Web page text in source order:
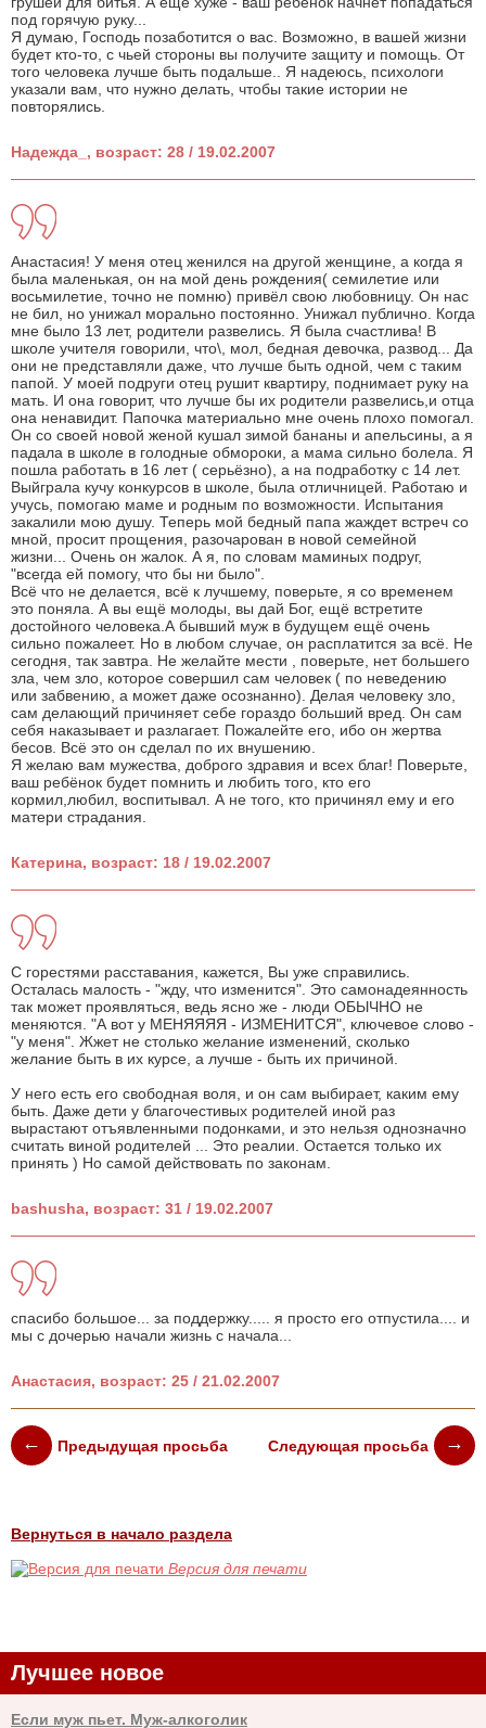
под горячую руку...
Я думаю, Господь позаботится о вас. Возможно, в вашей жизни
будет кто-то, с чьей стороны вы получите защиту и помощь. От
того человека лучше быть подальше.. Я надеюсь, психологи
указали вам, что нужно делать, чтобы такие истории не
повторялись.
Надежда_, возраст: 28 / 19.02.2007
Анастасия! У меня отец женился на другой женщине, а когда я
была маленькая, он на мой день рождения( семилетие или
восьмилетие, точно не помню) привёл свою любовницу. Он нас
не бил, но унижал морально постоянно. Унижал публично. Когда
мне было 13 лет, родители развелись. Я была счастлива! В
школе учителя говорили, что\, мол, бедная девочка, развод... Да
они не представляли даже, что лучше быть одной, чем с таким
папой. У моей подруги отец рушит квартиру, поднимает руку на
мать. И она говорит, что лучше бы их родители развелись,и отца
она ненавидит. Папочка материально мне очень плохо помогал.
Он со своей новой женой кушал зимой бананы и апельсины, а я
падала в школе в голодные обмороки, а мама сильно болела. Я
пошла работать в 16 лет ( серьёзно), а на подработку с 14 лет.
Выйграла кучу конкурсов в школе, была отличницей. Работаю и
учусь, помогаю маме и родным по возможности. Испытания
закалили мою душу. Теперь мой бедный папа жаждет встреч со
мной, просит прощения, разочарован в новой семейной
жизни... Очень он жалок. А я, по словам маминых подруг,
"всегда ей помогу, что бы ни было".
Всё что не делается, всё к лучшему, поверьте, я со временем
это поняла. А вы ещё молоды, вы дай Бог, ещё встретите
достойного человека.А бывший муж в будущем ещё очень
сильно пожалеет. Но в любом случае, он расплатится за всё. Не
сегодня, так завтра. Не желайте мести , поверьте, нет большего
зла, чем зло, которое совершил сам человек ( по неведению
или забвению, а может даже осознанно). Делая человеку зло,
сам делающий причиняет себе гораздо больший вред. Он сам
себя наказывает и разлагает. Пожалейте его, ибо он жертва
бесов. Всё это он сделал по их внушению.
Я желаю вам мужества, доброго здравия и всех благ! Поверьте,
ваш ребёнок будет помнить и любить того, кто его
кормил,любил, воспитывал. А не того, кто причинял ему и его
матери страдания.
Катерина, возраст: 18 / 19.02.2007
C горестями расставания, кажется, Вы уже справились.
Осталась малость - "жду, что изменится". Это самонадеянность
так может проявляться, ведь ясно же - люди ОБЫЧНО не
меняются. "А вот у МЕНЯЯЯЯ - ИЗМЕНИТСЯ", ключевое слово -
"у меня". Жжет не столько желание изменений, сколько
желание быть в их курсе, а лучше - быть их причиной.
У него есть его свободная воля, и он сам выбирает, каким ему
быть. Даже дети у благочестивых родителей иной раз
вырастают отъявленными подонками, и это нельзя однозначно
считать виной родителей ... Это реалии. Остается только их
принять ) Но самой действовать по законам.
bashusha, возраст: 31 / 19.02.2007
спасибо большое... за поддержку..... я просто его отпустила.... и
мы с дочерью начали жизнь с начала...
Анастасия, возраст: 25 / 21.02.2007
Предыдущая просьба Следующая просьба
Вернуться в начало раздела
Версия для печати
Лучшее новое
Если муж пьет. Муж-алкоголик